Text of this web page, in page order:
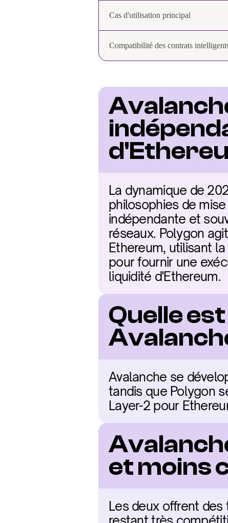
Cas d'utilisation principal
Compatibilité des contrats
La dynamique de
philosophies de
indépendante et
réseaux. Polygon
Ethereum, utilisant
pour fournir une
liquidité d'Ethereum.
Quelle
Avalanche se
tandis que Polygon
Layer-2 pour
et moins
Les deux offrent